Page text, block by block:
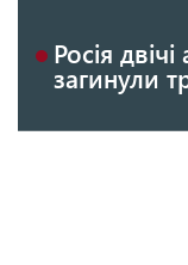
Росія
загинули